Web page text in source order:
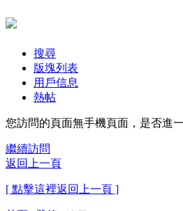
搜尋
版塊列表
用戶信息
熱帖
您訪問的頁面無手機頁面，是否進
繼續訪問
返回上一頁
[ 點擊這裡返回上一頁 ]